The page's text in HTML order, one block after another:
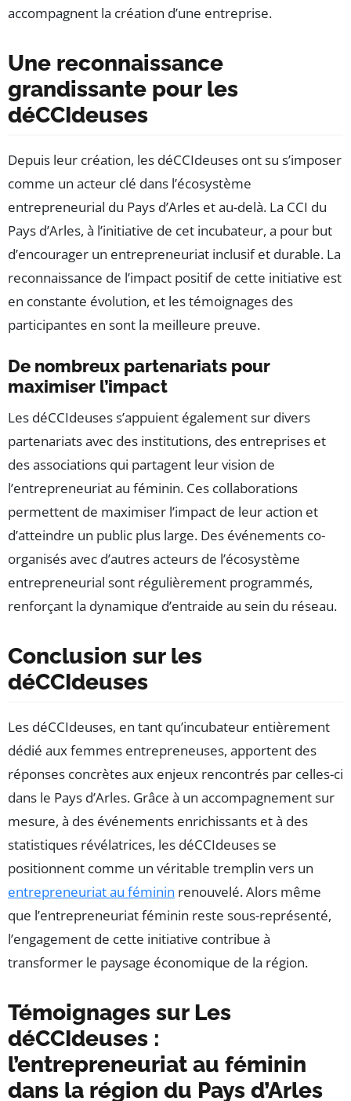
accompagnent la création d’une entreprise.
Une reconnaissance
grandissante pour les
déCCIdeuses
Depuis leur création, les déCCIdeuses ont su s’imposer
comme un acteur clé dans l’écosystème
entrepreneurial du Pays d’Arles et au-delà. La CCI du
Pays d’Arles, à l’initiative de cet incubateur, a pour but
d’encourager un entrepreneuriat inclusif et durable. La
reconnaissance de l’impact positif de cette initiative est
en constante évolution, et les témoignages des
participantes en sont la meilleure preuve.
De nombreux partenariats pour
maximiser l’impact
Les déCCIdeuses s’appuient également sur divers
partenariats avec des institutions, des entreprises et
des associations qui partagent leur vision de
l’entrepreneuriat au féminin. Ces collaborations
permettent de maximiser l’impact de leur action et
d’atteindre un public plus large. Des événements co-
organisés avec d’autres acteurs de l’écosystème
entrepreneurial sont régulièrement programmés,
renforçant la dynamique d’entraide au sein du réseau.
Conclusion sur les
déCCIdeuses
Les déCCIdeuses, en tant qu’incubateur entièrement
dédié aux femmes entrepreneuses, apportent des
réponses concrètes aux enjeux rencontrés par celles-ci
dans le Pays d’Arles. Grâce à un accompagnement sur
mesure, à des événements enrichissants et à des
statistiques révélatrices, les déCCIdeuses se
positionnent comme un véritable tremplin vers un
entrepreneuriat au féminin renouvelé. Alors même
que l’entrepreneuriat féminin reste sous-représenté,
l’engagement de cette initiative contribue à
transformer le paysage économique de la région.
Témoignages sur Les
déCCIdeuses :
l’entrepreneuriat au féminin
dans la région du Pays d’Arles